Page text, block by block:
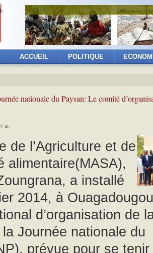
ACCUEIL POLITIQUE
nationale du Paysan: Le comité
de l’Agriculture et de
alimentaire(MASA),
a installé
2014, à
d’organisation de
Journée nationale du
prévue pour se